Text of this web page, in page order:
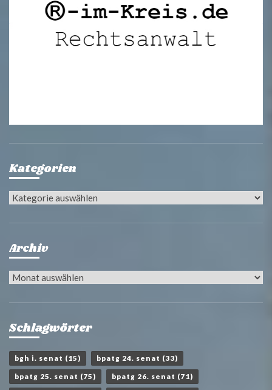
Kategorien
Kategorien
Archiv
Archiv
Schlagwörter
bgh i. senat (15) bpatg 24. senat (33)
bpatg 25. senat (75) bpatg 26. senat (71)